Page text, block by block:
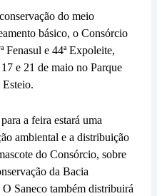
do meio
básico, o Consórcio
Fenasul e 44ª Expoleite,
e 21 de maio no Parque
a feira estará uma
ambiental e a distribuição
do Consórcio, sobre
da Bacia
Saneco também distribuirá